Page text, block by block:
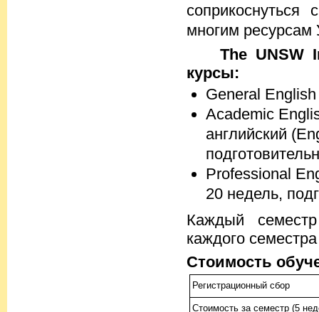
многим ресурсам
The UNSW
курсы:
General
Academic
английский
Professional
20 недель,
Каждый
каждого
Стоимость
Регистрационный сбор
Стоимость за семестр (5